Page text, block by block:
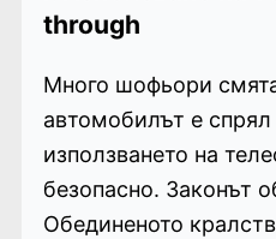
through
Много шофьори
автомобилът е
използването на
безопасно. Законът
Обединеното